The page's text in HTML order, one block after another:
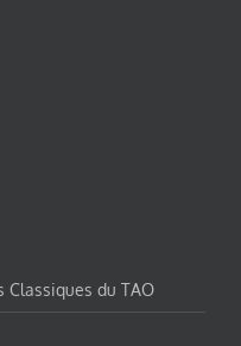
Classiques du TAO